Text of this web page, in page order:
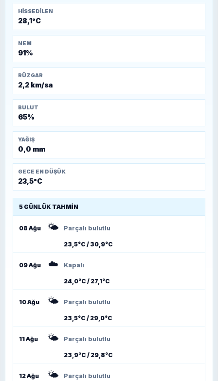
HISSEDILEN
28,1°C
NEM
91%
RÜZGAR
2,2 km/sa
BULUT
65%
YAĞIŞ
0,0 mm
GECE EN DÜŞÜK
23,5°C
5 GÜNLÜK TAHMIN
08 Ağu 🌤️ Parçalı bulutlu
23,5°C / 30,9°C
09 Ağu ☁️ Kapalı
24,0°C / 27,1°C
10 Ağu 🌤️ Parçalı bulutlu
23,5°C / 29,0°C
11 Ağu 🌤️ Parçalı bulutlu
23,9°C / 29,8°C
12 Ağu 🌤️ Parçalı bulutlu